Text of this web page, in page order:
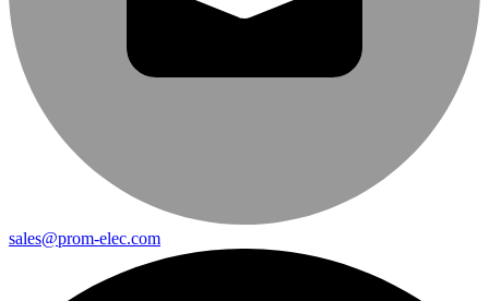
sales@prom-elec.com